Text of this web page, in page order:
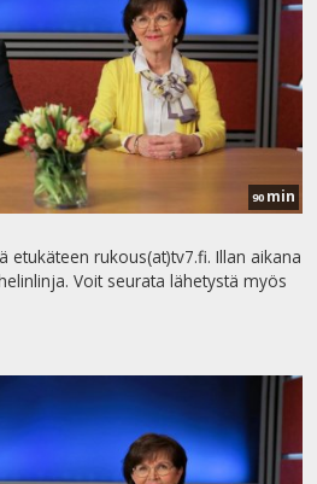
90 min
etukäteen rukous(at)tv7.fi. Illan aikana
Voit seurata lähetystä myös